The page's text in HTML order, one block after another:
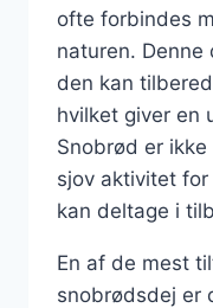
ofte forbindes
naturen. Denne
den kan
hvilket giver en
Snobrød er
sjov aktivitet
kan deltage i
En af de mest
snobrødsdej er